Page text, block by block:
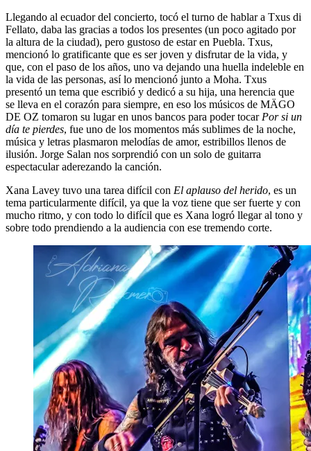
Llegando al ecuador del concierto, tocó el turno de hablar a Txus di
Fellato, daba las gracias a todos los presentes (un poco agitado por
la altura de la ciudad), pero gustoso de estar en Puebla. Txus,
mencionó lo gratificante que es ser joven y disfrutar de la vida, y
que, con el paso de los años, uno va dejando una huella indeleble en
la vida de las personas, así lo mencionó junto a Moha. Txus
presentó un tema que escribió y dedicó a su hija, una herencia que
se lleva en el corazón para siempre, en eso los músicos de MÄGO
DE OZ tomaron su lugar en unos bancos para poder tocar Por si un
día te pierdes, fue uno de los momentos más sublimes de la noche,
música y letras plasmaron melodías de amor, estribillos llenos de
ilusión. Jorge Salan nos sorprendió con un solo de guitarra
espectacular aderezando la canción.
Xana Lavey tuvo una tarea difícil con El aplauso del herido, es un
tema particularmente difícil, ya que la voz tiene que ser fuerte y con
mucho ritmo, y con todo lo difícil que es Xana logró llegar al tono y
sobre todo prendiendo a la audiencia con ese tremendo corte.